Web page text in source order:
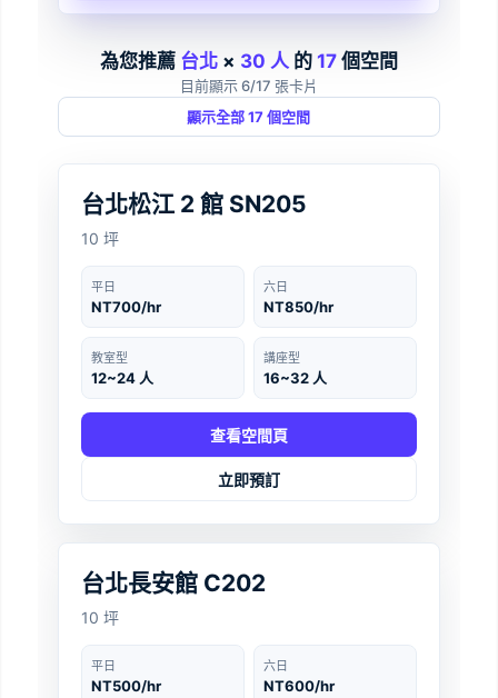
為您推薦 台北× 30 人的 17個空間
目前顯示 6/17 張卡片
顯示全部 17 個空間
台北
‹ ›
台北松江 2 館 SN205
10 坪
平日
NT700/hr
六日
NT850/hr
教室型
12~24 人
講座型
16~32 人
查看空間頁
立即預訂
‹ ›
台北長安館 C202
10 坪
平日
NT500/hr
六日
NT600/hr